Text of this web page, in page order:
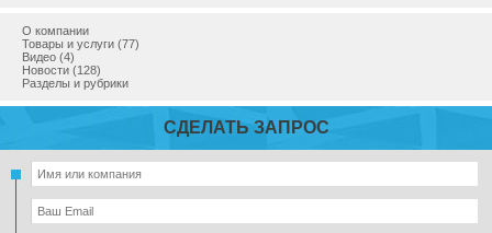
О компании
Товары и услуги (77)
Видео (4)
Новости (128)
Разделы и рубрики
СДЕЛАТЬ ЗАПРОС